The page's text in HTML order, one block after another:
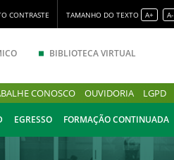
CONTRASTE TAMANHO DO TEXTO A+ A-
BIBLIOTECA VIRTUAL
CONOSCO OUVIDORIA LGPD
EGRESSO FORMAÇÃO CONTINUADA